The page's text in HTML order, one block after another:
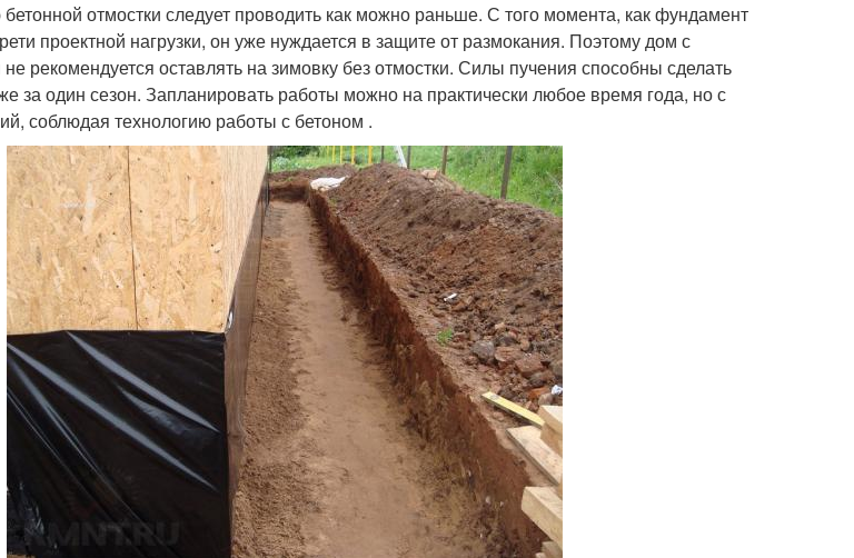
отмостки следует проводить как можно раньше. С того момента, как фундамент
проектной нагрузки, он уже нуждается в защите от размокания. Поэтому дом с
рекомендуется оставлять на зимовку без отмостки. Силы пучения способны сделать
за один сезон. Запланировать работы можно на практически любое время года, но с
соблюдая технологию работы с бетоном .